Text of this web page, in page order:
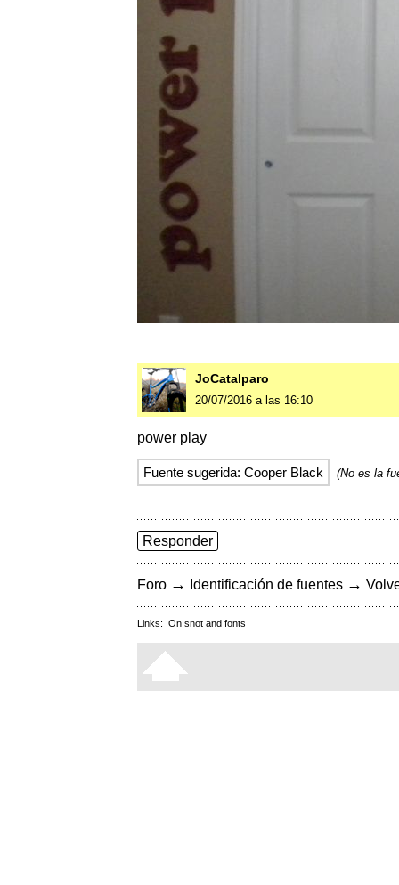
JoCatalparo
20/07/2016 a las 16:10
power play
Fuente sugerida: Cooper Black (No es la
Responder
Foro → Identificación de fuentes →
Links: On snot and fonts